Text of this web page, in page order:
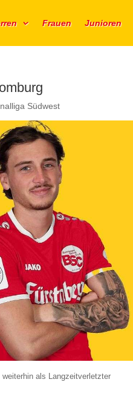
Frauen Junioren
Südwest
als Langzeitverletzter